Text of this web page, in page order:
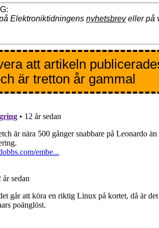
Elektroniktidningens nyhetsbreveller på
att artikeln
är tretton år gammal